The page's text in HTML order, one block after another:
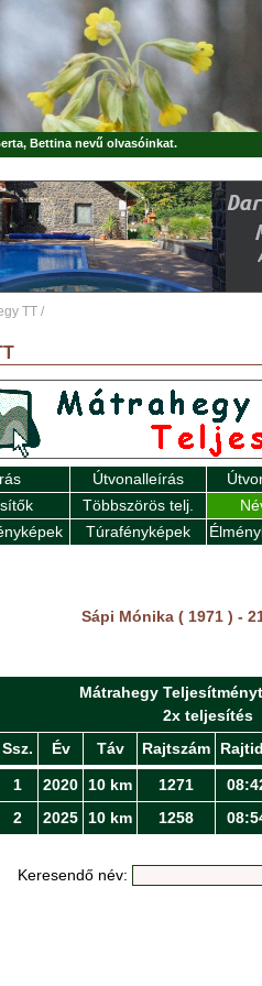
Bettina nevű olvasóinkat.
TT /
Útvonalleírás
Többszörös telj.
Túrafényképek
Sápi Mónika ( 1971 ) -
Mátrahegy
2x teljesítés
Ssz.
Év Táv Rajtszám
1 2020 10 km 1271
2
2025 10 km 1258
Keresendő név: